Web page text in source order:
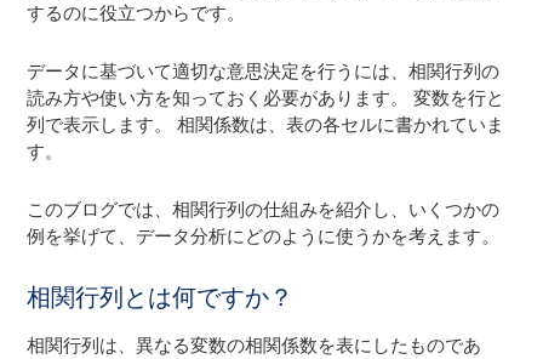
するのに役立つからです。
データに基づいて適切な意思決定を行うには、相関行列の
読み方や使い方を知っておく必要があります。 変数を行と
列で表示します。 相関係数は、表の各セルに書かれていま
す。
このブログでは、相関行列の仕組みを紹介し、いくつかの
例を挙げて、データ分析にどのように使うかを考えます。
相関行列とは何ですか？
相関行列は、異なる変数の相関係数を表にしたものであ